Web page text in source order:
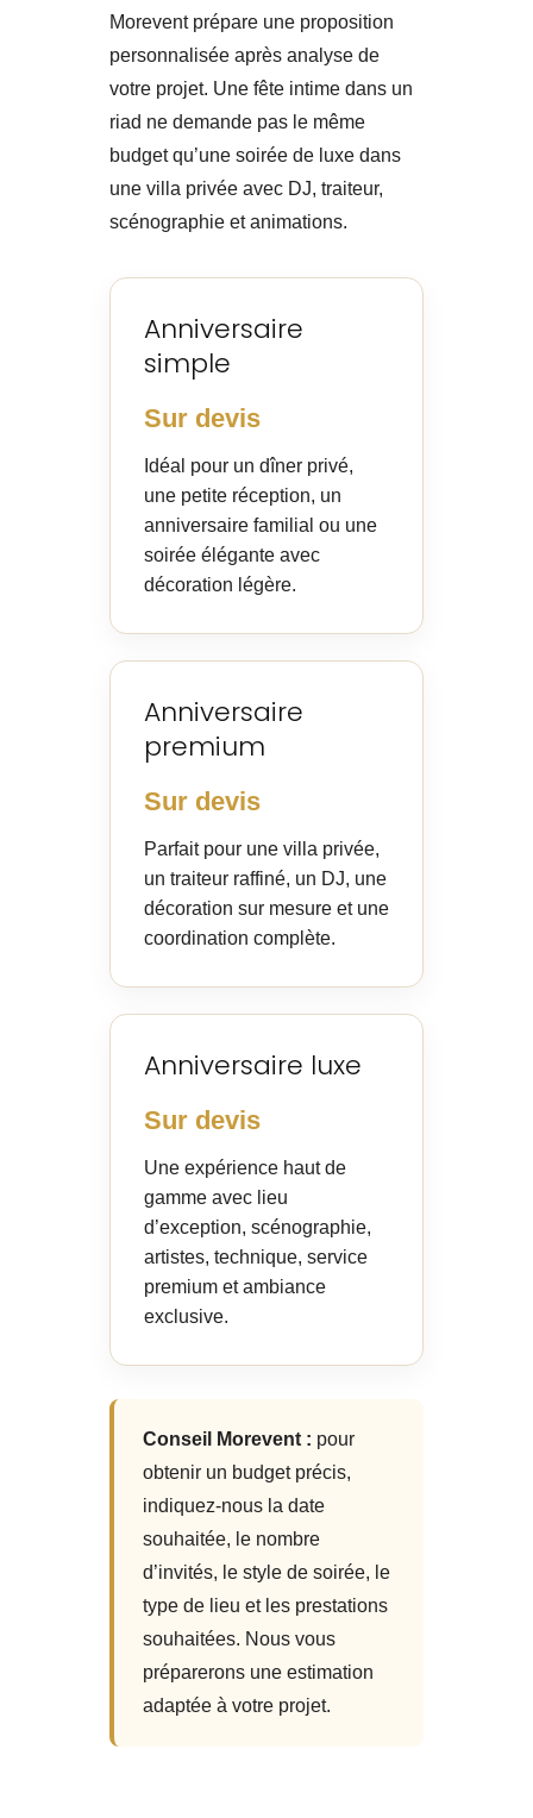
Morevent prépare une proposition
personnalisée après analyse de
votre projet. Une fête intime dans un
riad ne demande pas le même
budget qu’une soirée de luxe dans
une villa privée avec DJ, traiteur,
scénographie et animations.
Anniversaire
simple
Sur devis
Idéal pour un dîner privé,
une petite réception, un
anniversaire familial ou une
soirée élégante avec
décoration légère.
Anniversaire
premium
Sur devis
Parfait pour une villa privée,
un traiteur raffiné, un DJ, une
décoration sur mesure et une
coordination complète.
Anniversaire luxe
Sur devis
Une expérience haut de
gamme avec lieu
d’exception, scénographie,
artistes, technique, service
premium et ambiance
exclusive.
Conseil Morevent : pour
obtenir un budget précis,
indiquez-nous la date
souhaitée, le nombre
d’invités, le style de soirée, le
type de lieu et les prestations
souhaitées. Nous vous
préparerons une estimation
adaptée à votre projet.